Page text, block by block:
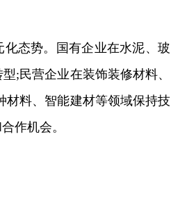
态势。国有企业在水泥、玻
;民营企业在装饰装修材料、
材料、智能建材等领域保持技
作机会。